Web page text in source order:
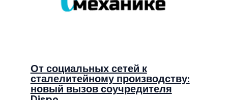
От социальных сетей к
сталелитейному производству:
новый вызов соучредителя